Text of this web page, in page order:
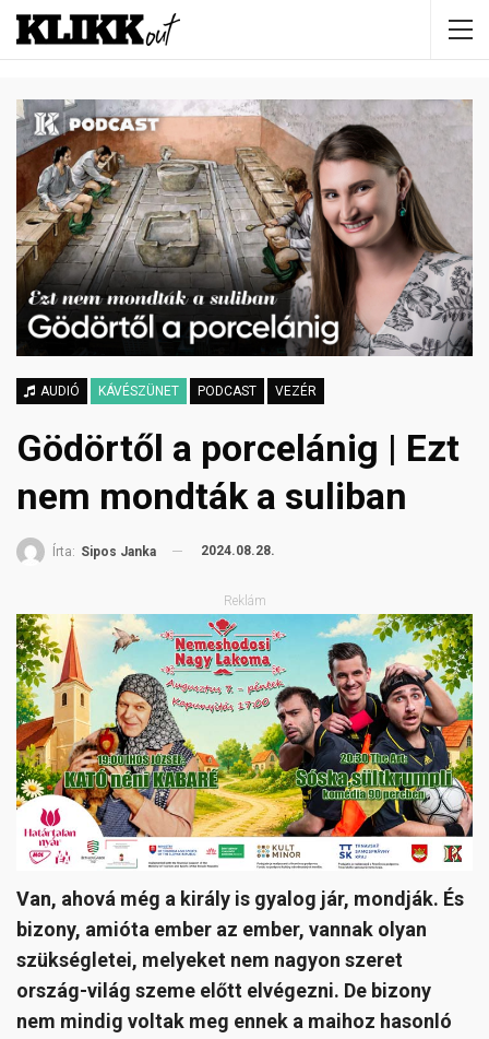
AUDIÓ KÁVÉSZÜNET PODCAST VEZÉR
Gödörtől a porcelánig | Ezt
nem mondták a suliban
Írta: Sipos Janka 2024.08.28.
Reklám
Van, ahová még a király is gyalog jár, mondják. És
bizony, amióta ember az ember, vannak olyan
szükségletei, melyeket nem nagyon szeret
ország-világ szeme előtt elvégezni. De bizony
nem mindig voltak meg ennek a maihoz hasonló